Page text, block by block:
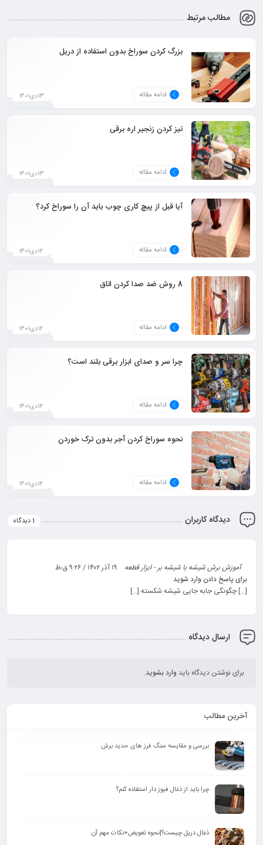
مطالب مرتبط
بزرگ کردن سوراخ بدون استفاده از دریل
ادامه مقاله 13دی1401
تیز کردن زنجیر اره برقی
ادامه مقاله 13دی1401
آیا قبل از پیچ کاری چوب باید آن را سوراخ کرد؟
ادامه مقاله 12دی1401
8 روش ضد صدا کردن اتاق
ادامه مقاله 12دی1401
چرا سر و صدای ابزار برقی بلند است؟
ادامه مقاله 12دی1401
نحوه سوراخ کردن آجر بدون ترک خوردن
ادامه مقاله 12دی1401
دیدگاه کاربران 1 دیدگاه
آموزش برش شیشه با شیشه بر - ابزار قطعه
۱۹ آذر ۱۴۰۲ / ۹:۲۶ ق٫ظ
برای پاسخ دادن وارد شوید
[…] چگونگی جابه جایی شیشه شکسته […]
ارسال دیدگاه
برای نوشتن دیدگاه باید وارد بشوید.
آخرین مطالب
بررسی و مقایسه سنگ فرز های حدید برش
چرا باید از ذغال فیوز دار استفاده کنم؟
ذغال دریل چیست؟|نحوه تعویض+نکات مهم آن